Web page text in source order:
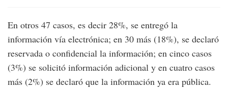
En otros 47 casos, es decir 28%, se entregó la
información vía electrónica; en 30 más (18%), se declaró
reservada o confidencial la información; en cinco casos
(3%) se solicitó información adicional y en cuatro casos
más (2%) se declaró que la información ya era pública.